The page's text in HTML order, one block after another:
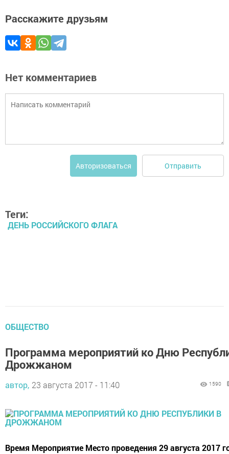
Расскажите друзьям
Нет комментариев
Авторизоваться Отправить
Теги:
ДЕНЬ РОССИЙСКОГО ФЛАГА
ОБЩЕСТВО
Программа мероприятий ко Дню
Дрожжаном
автор, 23 августа 2017 - 11:40 1590
Время Мероприятие Место проведения 29 августа 2017